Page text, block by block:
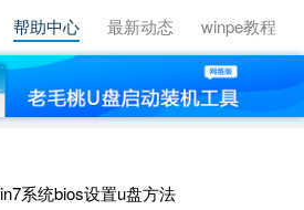
帮助中心 最新动态 winpe教程
系统bios设置u盘方法